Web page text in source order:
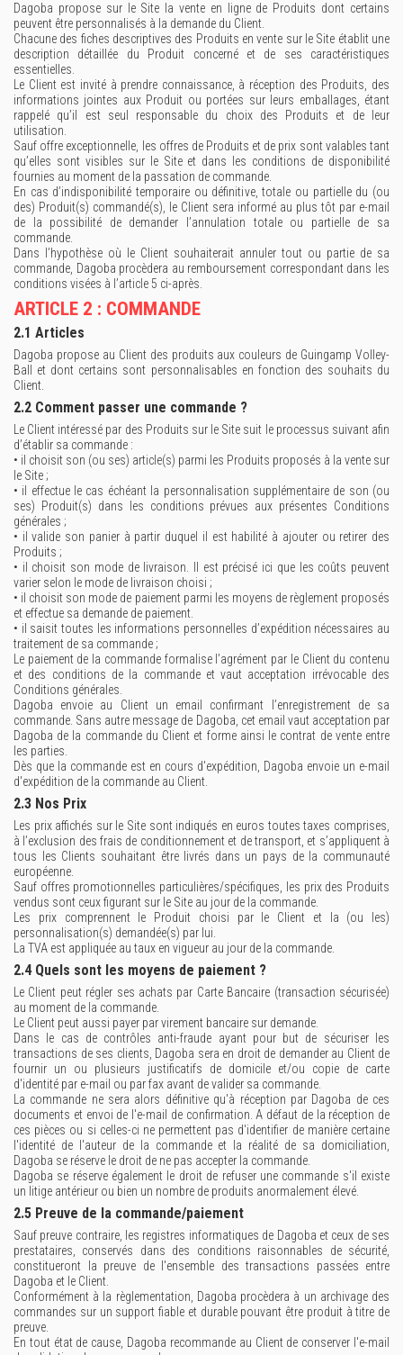
Dagoba propose sur le Site la vente en ligne de Produits dont certains
peuvent être personnalisés à la demande du Client.
Chacune des fiches descriptives des Produits en vente sur le Site établit une
description détaillée du Produit concerné et de ses caractéristiques
essentielles.
Le Client est invité à prendre connaissance, à réception des Produits, des
informations jointes aux Produit ou portées sur leurs emballages, étant
rappelé qu’il est seul responsable du choix des Produits et de leur
utilisation.
Sauf offre exceptionnelle, les offres de Produits et de prix sont valables tant
qu’elles sont visibles sur le Site et dans les conditions de disponibilité
fournies au moment de la passation de commande.
En cas d’indisponibilité temporaire ou définitive, totale ou partielle du (ou
des) Produit(s) commandé(s), le Client sera informé au plus tôt par e-mail
de la possibilité de demander l’annulation totale ou partielle de sa
commande.
Dans l’hypothèse où le Client souhaiterait annuler tout ou partie de sa
commande, Dagoba procèdera au remboursement correspondant dans les
conditions visées à l’article 5 ci-après.
ARTICLE 2 : COMMANDE
2.1 Articles
Dagoba propose au Client des produits aux couleurs de Guingamp Volley-
Ball et dont certains sont personnalisables en fonction des souhaits du
Client.
2.2 Comment passer une commande ?
Le Client intéressé par des Produits sur le Site suit le processus suivant afin
d’établir sa commande :
• il choisit son (ou ses) article(s) parmi les Produits proposés à la vente sur
le Site ;
• il effectue le cas échéant la personnalisation supplémentaire de son (ou
ses) Produit(s) dans les conditions prévues aux présentes Conditions
générales ;
• il valide son panier à partir duquel il est habilité à ajouter ou retirer des
Produits ;
• il choisit son mode de livraison. Il est précisé ici que les coûts peuvent
varier selon le mode de livraison choisi ;
• il choisit son mode de paiement parmi les moyens de règlement proposés
et effectue sa demande de paiement.
• il saisit toutes les informations personnelles d’expédition nécessaires au
traitement de sa commande ;
Le paiement de la commande formalise l’agrément par le Client du contenu
et des conditions de la commande et vaut acceptation irrévocable des
Conditions générales.
Dagoba envoie au Client un email confirmant l’enregistrement de sa
commande. Sans autre message de Dagoba, cet email vaut acceptation par
Dagoba de la commande du Client et forme ainsi le contrat de vente entre
les parties.
Dès que la commande est en cours d'expédition, Dagoba envoie un e-mail
d'expédition de la commande au Client.
2.3 Nos Prix
Les prix affichés sur le Site sont indiqués en euros toutes taxes comprises,
à l’exclusion des frais de conditionnement et de transport, et s’appliquent à
tous les Clients souhaitant être livrés dans un pays de la communauté
européenne.
Sauf offres promotionnelles particulières/spécifiques, les prix des Produits
vendus sont ceux figurant sur le Site au jour de la commande.
Les prix comprennent le Produit choisi par le Client et la (ou les)
personnalisation(s) demandée(s) par lui.
La TVA est appliquée au taux en vigueur au jour de la commande.
2.4 Quels sont les moyens de paiement ?
Le Client peut régler ses achats par Carte Bancaire (transaction sécurisée)
au moment de la commande.
Le Client peut aussi payer par virement bancaire sur demande.
Dans le cas de contrôles anti-fraude ayant pour but de sécuriser les
transactions de ses clients, Dagoba sera en droit de demander au Client de
fournir un ou plusieurs justificatifs de domicile et/ou copie de carte
d'identité par e-mail ou par fax avant de valider sa commande.
La commande ne sera alors définitive qu'à réception par Dagoba de ces
documents et envoi de l'e-mail de confirmation. A défaut de la réception de
ces pièces ou si celles-ci ne permettent pas d'identifier de manière certaine
l'identité de l'auteur de la commande et la réalité de sa domiciliation,
Dagoba se réserve le droit de ne pas accepter la commande.
Dagoba se réserve également le droit de refuser une commande s'il existe
un litige antérieur ou bien un nombre de produits anormalement élevé.
2.5 Preuve de la commande/paiement
Sauf preuve contraire, les registres informatiques de Dagoba et ceux de ses
prestataires, conservés dans des conditions raisonnables de sécurité,
constitueront la preuve de l'ensemble des transactions passées entre
Dagoba et le Client.
Conformément à la règlementation, Dagoba procèdera à un archivage des
commandes sur un support fiable et durable pouvant être produit à titre de
preuve.
En tout état de cause, Dagoba recommande au Client de conserver l'e-mail